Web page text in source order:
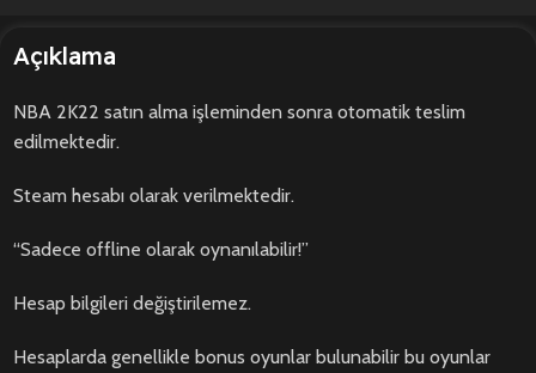
Açıklama
NBA 2K22 satın alma işleminden sonra otomatik teslim
edilmektedir.
Steam hesabı olarak verilmektedir.
“Sadece offline olarak oynanılabilir!”
Hesap bilgileri değiştirilemez.
Hesaplarda genellikle bonus oyunlar bulunabilir bu oyunlar